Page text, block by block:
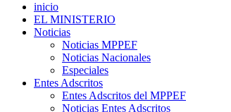
inicio
EL MINISTERIO
Noticias
Noticias MPPEF
Noticias Nacionales
Especiales
Entes Adscritos
Entes Adscritos del MPPEF
Noticias Entes Adscritos